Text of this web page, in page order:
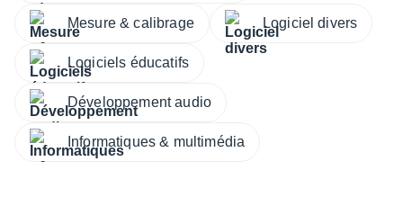
Mesure & calibrage Logiciel divers
Logiciels éducatifs
Développement audio
Informatiques & multimédia